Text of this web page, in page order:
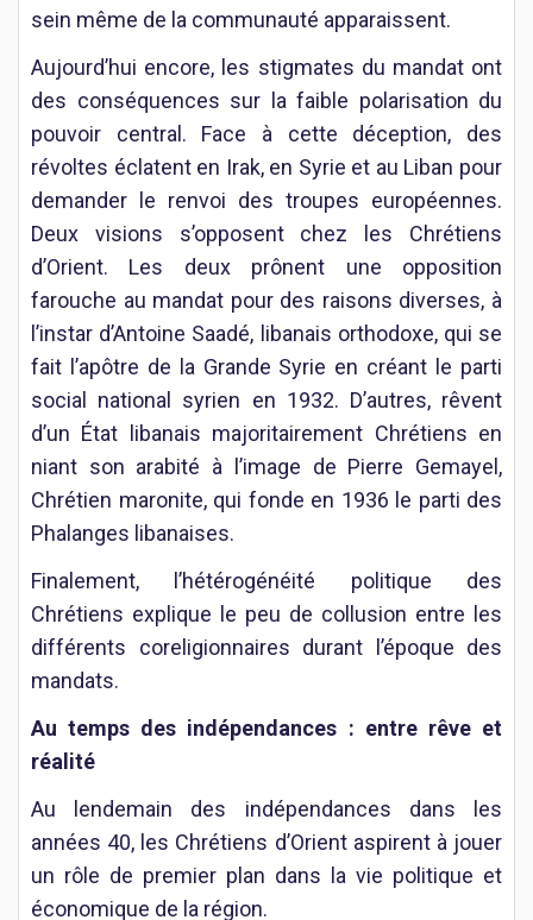
sein même de la communauté apparaissent.
Aujourd’hui encore, les stigmates du mandat ont
des conséquences sur la faible polarisation du
pouvoir central. Face à cette déception, des
révoltes éclatent en Irak, en Syrie et au Liban pour
demander le renvoi des troupes européennes.
Deux visions s’opposent chez les Chrétiens
d’Orient. Les deux prônent une opposition
farouche au mandat pour des raisons diverses, à
l’instar d’Antoine Saadé, libanais orthodoxe, qui se
fait l’apôtre de la Grande Syrie en créant le parti
social national syrien en 1932. D’autres, rêvent
d’un État libanais majoritairement Chrétiens en
niant son arabité à l’image de Pierre Gemayel,
Chrétien maronite, qui fonde en 1936 le parti des
Phalanges libanaises.
Finalement, l’hétérogénéité politique des
Chrétiens explique le peu de collusion entre les
différents coreligionnaires durant l’époque des
mandats.
Au temps des indépendances : entre rêve et
réalité
Au lendemain des indépendances dans les
années 40, les Chrétiens d’Orient aspirent à jouer
un rôle de premier plan dans la vie politique et
économique de la région.